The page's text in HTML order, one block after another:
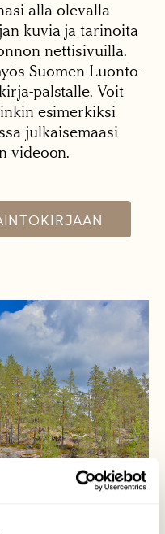
alla olevalla
kuvia ja tarinoita
nettisivuilla.
Suomen Luonto -
palstalle. Voit
esimerkiksi
julkaisemaasi
videoon.